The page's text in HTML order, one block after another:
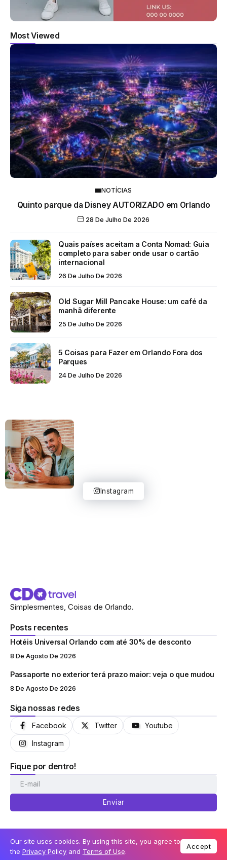
Most Viewed
NOTÍCIAS
Quinto parque da Disney AUTORIZADO em Orlando
28 De Julho De 2026
Quais países aceitam a Conta Nomad: Guia
completo para saber onde usar o cartão
internacional
26 De Julho De 2026
Old Sugar Mill Pancake House: um café da
manhã diferente
25 De Julho De 2026
5 Coisas para Fazer em Orlando Fora dos
Parques
24 De Julho De 2026
Instagram
Simplesmentes, Coisas de Orlando.
Posts recentes
Hotéis Universal Orlando com até 30% de desconto
8 De Agosto De 2026
Passaporte no exterior terá prazo maior: veja o que mudou
8 De Agosto De 2026
Siga nossas redes
Facebook Twitter Youtube
Instagram
Fique por dentro!
Enviar
© Coisas de Orlando 2013-2026
Our site uses cookies. By using this site, you agree to
the Privacy Policy and Terms of Use.
Accept